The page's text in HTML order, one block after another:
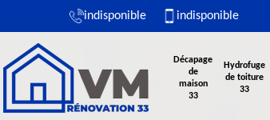
indisponible indisponible
Décapage
de
maison
33
Hydrofuge
de toiture
33